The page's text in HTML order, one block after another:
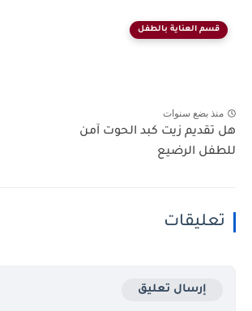
قسم العناية بالطفل
منذ بضع سنوات
هل تقديم زيت كبد الحوت آمن
للطفل الرضيع
تعليقات
إرسال تعليق